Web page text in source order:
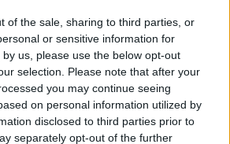
of the sale, sharing to third parties, or
or sensitive information for
us, please use the below opt-out
selection. Please note that after your
you may continue seeing
on personal information utilized by
disclosed to third parties prior to
separately opt-out of the further
moderni
non dicono